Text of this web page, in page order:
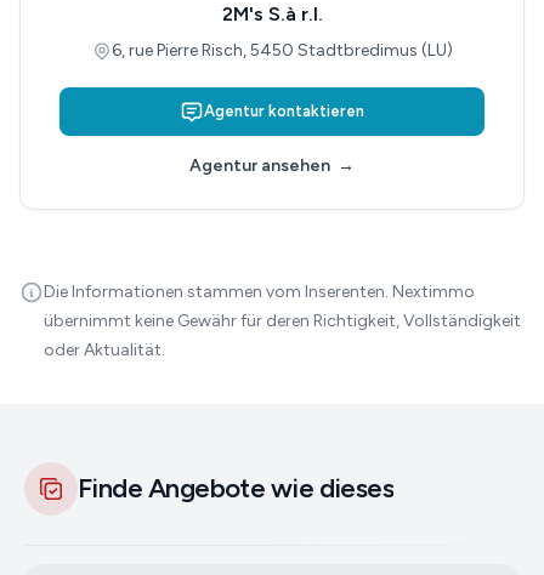
2M's S.à r.l.
6, rue Pierre Risch, 5450 Stadtbredimus (LU)
Agentur kontaktieren
Agentur ansehen →
Die Informationen stammen vom Inserenten. Nextimmo
übernimmt keine Gewähr für deren Richtigkeit, Vollständigkeit
oder Aktualität.
Finde Angebote wie dieses